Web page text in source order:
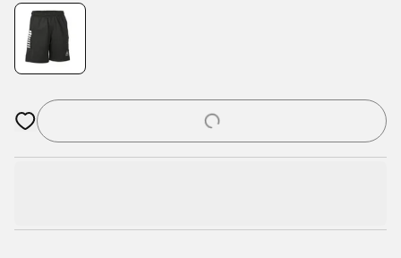
Opent een venster om in te loggen of je aan te melden als lid